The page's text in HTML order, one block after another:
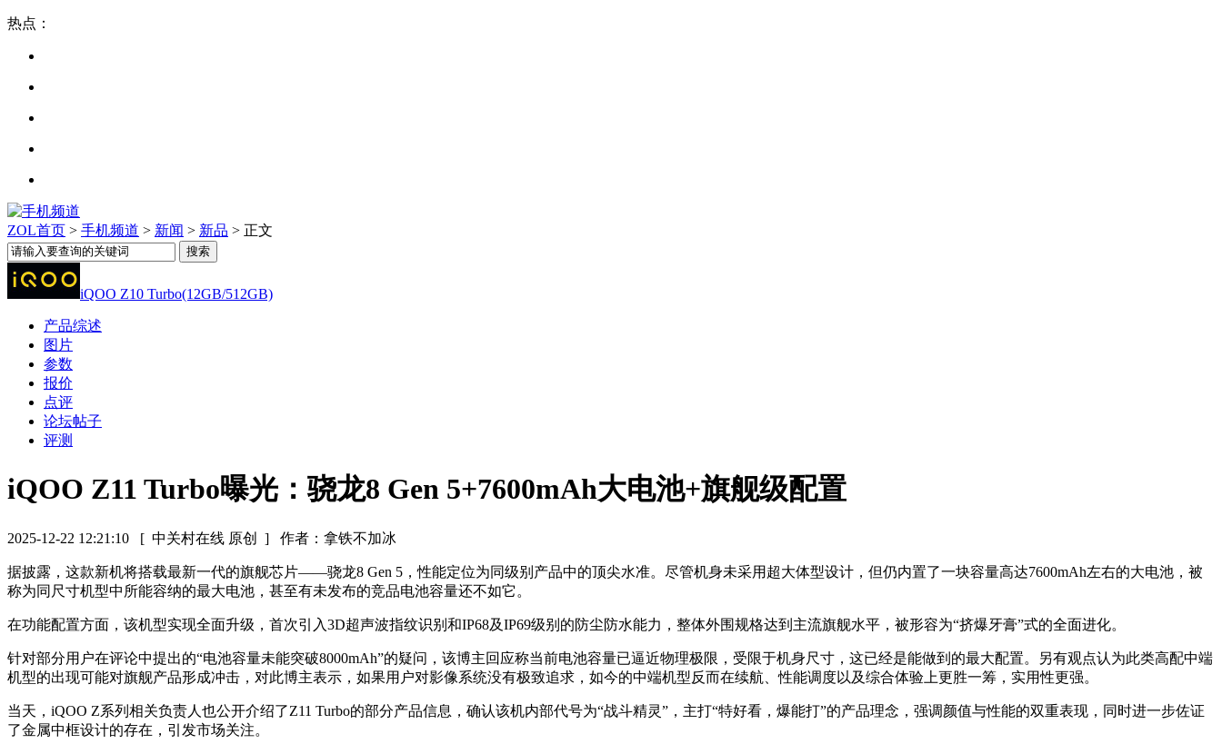
热点：
ZOL首页 > 手机频道 > 新闻 > 新品 > 正文
iQOO Z10 Turbo(12GB/512GB)
产品综述
图片
参数
报价
点评
论坛帖子
评测
iQOO Z11 Turbo曝光：骁龙8 Gen 5+7600mAh大电池+旗舰级配置
2025-12-22 12:21:10 [ 中关村在线 原创 ] 作者：拿铁不加冰
据披露，这款新机将搭载最新一代的旗舰芯片——骁龙8 Gen 5，性能定位为同级别产品中的顶尖水准。尽管机身未采用超大体型设计，但仍内置了一块容量高达7600mAh左右的大电池，被
称为同尺寸机型中所能容纳的最大电池，甚至有未发布的竞品电池容量还不如它。
在功能配置方面，该机型实现全面升级，首次引入3D超声波指纹识别和IP68及IP69级别的防尘防水能力，整体外围规格达到主流旗舰水平，被形容为“挤爆牙膏”式的全面进化。
针对部分用户在评论中提出的“电池容量未能突破8000mAh”的疑问，该博主回应称当前电池容量已逼近物理极限，受限于机身尺寸，这已经是能做到的最大配置。另有观点认为此类高配中端
机型的出现可能对旗舰产品形成冲击，对此博主表示，如果用户对影像系统没有极致追求，如今的中端机型反而在续航、性能调度以及综合体验上更胜一筹，实用性更强。
当天，iQOO Z系列相关负责人也公开介绍了Z11 Turbo的部分产品信息，确认该机内部代号为“战斗精灵”，主打“特好看，爆能打”的产品理念，强调颜值与性能的双重表现，同时进一步佐证
了金属中框设计的存在，引发市场关注。